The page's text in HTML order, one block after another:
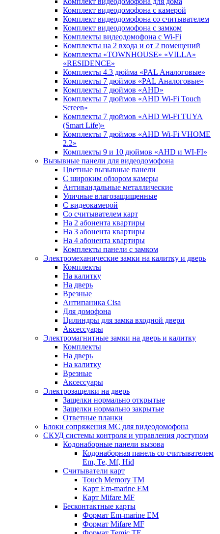
Комплект видеодомофона с камерой
Комплект видеодомофона со считывателем
Комплект видеодомофона c замком
Комплекты видеодомофона с Wi-Fi
Комплекты на 2 входа и от 2 помещений
Комплекты «TOWNHOUSE» «VILLA»
«RESIDENCE»
Комплекты 4.3 дюйма «PAL Аналоговые»
Комплекты 7 дюймов «PAL Аналоговые»
Комплекты 7 дюймов «AHD»
Комплекты 7 дюймов «AHD Wi-Fi Touch
Screen»
Комплекты 7 дюймов «AHD Wi-Fi TUYA
(Smart Life)»
Комплекты 7 дюймов «AHD Wi-Fi VHOME
2.2»
Комплекты 9 и 10 дюймов «AHD и WI-FI»
Вызывные панели для видеодомофона
Цветные вызывные панели
С широким обзором камеры
Антивандальные металлические
Уличные влагозащищенные
С видеокамерой
Со считывателем карт
На 2 абонента квартиры
На 3 абонента квартиры
На 4 абонента квартиры
Комплекты панели с замком
Электромеханические замки на калитку и дверь
Комплекты
На калитку
На дверь
Врезные
Антипаника Cisa
Для домофона
Цилиндры для замка входной двери
Аксессуары
Электромагнитные замки на дверь и калитку
Комплекты
На дверь
На калитку
Врезные
Аксессуары
Электрозащелки на дверь
Защелки нормально открытые
Защелки нормально закрытые
Ответные планки
Блоки сопряжения МС для видеодомофона
СКУД системы контроля и управления доступом
Кодонаборные панели вызова
Кодонаборная панель со считывателем
Em, Te, Mf, Hid
Считыватели карт
Touch Memory TM
Карт Em-marine EM
Карт Mifare MF
Бесконтактные карты
Формат Em-marine EM
Формат Mifare MF